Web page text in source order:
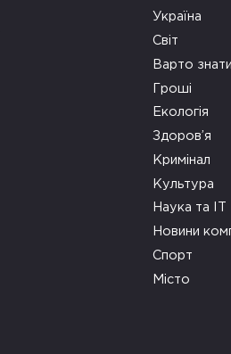
Україна
Світ
Варто знати
Гроші
Екологія
Здоров’я
Кримінал
Культура
Наука та ІТ
Новини
Спорт
Місто